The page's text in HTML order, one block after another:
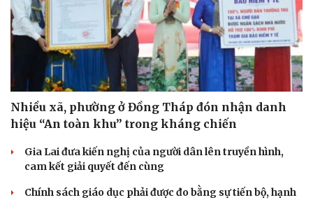
Nhiều xã, phường ở Đồng Tháp đón nhận danh
hiệu “An toàn khu” trong kháng chiến
Gia Lai đưa kiến nghị của người dân lên truyền hình,
cam kết giải quyết đến cùng
Chính sách giáo dục phải được đo bằng sự tiến bộ, hạnh